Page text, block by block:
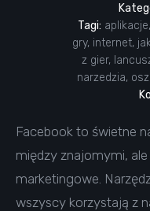
Tagi: aplikacje,
gry, internet,
z gier,
narzedzia,
Facebook to świetne
między znajomymi, ale
marketingowe.
wszyscy korzystają z